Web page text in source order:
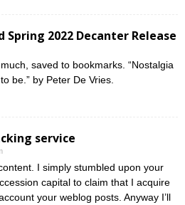
Spring 2022 Decanter Release
saved to bookmarks. “Nostalgia
be.” by Peter De Vries.
service
I simply stumbled upon your
capital to claim that I acquire
your weblog posts. Anyway I’ll